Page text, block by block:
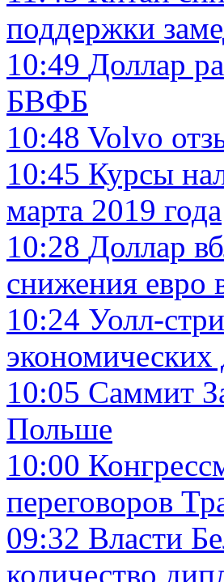
поддержки
10:49 Доллар
БВФБ
10:48 Volvo
10:45 Курсы
марта 2019 года
10:28 Доллар
снижения евро
10:24 Уолл-
10:05 Саммит
Польше
10:00
переговоров
09:32 Власти
количество